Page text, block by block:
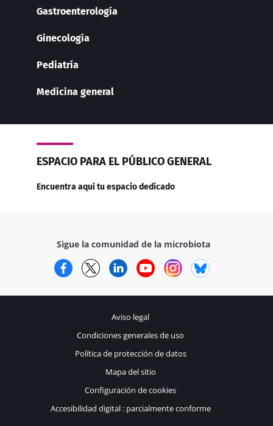
Gastroenterología
Ginecología
Pediatría
Medicina general
ESPACIO PARA EL PÚBLICO GENERAL
Encuentra aquí tu espacio dedicado
Sigue la comunidad de la microbiota
FacebookTwitterLinkedInYouTubeInstagram
Aviso legal
Condiciones generales de uso
Política de protección de datos
Mapa del sitio
Configuración de cookies
Accesibilidad digital : parcialmente conforme